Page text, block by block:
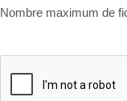
Nombre maximum de